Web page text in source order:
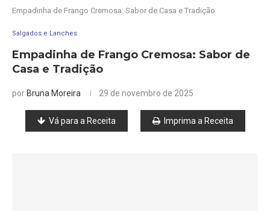
Empadinha de Frango Cremosa: Sabor de Casa e Tradição
Salgados e Lanches
Empadinha de Frango Cremosa: Sabor de
Casa e Tradição
por Bruna Moreira 29 de novembro de 2025
Vá para a Receita Imprima a Receita